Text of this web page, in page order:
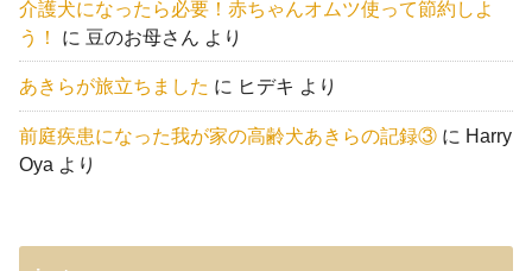
介護犬になったら必要！赤ちゃんオムツ使って節約しよ
う！
に 豆のお母さん より
あきらが旅立ちました に ヒデキ より
前庭疾患になった我が家の高齢犬あきらの記録③ に Harry
Oya より